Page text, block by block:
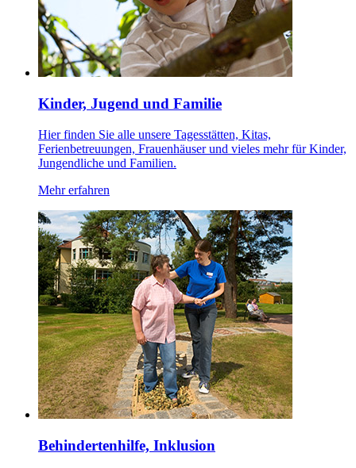
Kinder, Jugend und Familie
Hier finden Sie alle unsere Tagesstätten, Kitas,
Ferienbetreuungen, Frauenhäuser und vieles mehr für Kinder,
Jungendliche und Familien.
Mehr erfahren
Behindertenhilfe, Inklusion